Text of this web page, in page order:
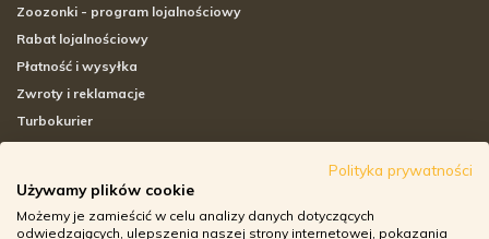
Zoozonki - program lojalnościowy
Rabat lojalnościowy
Płatność i wysyłka
Zwroty i reklamacje
Turbokurier
Adresy sklepów stacjonarnych
Godziny otwarcia sklepów
Polityka prywatności
Używamy plików cookie
Możemy je zamieścić w celu analizy danych dotyczących
odwiedzających, ulepszenia naszej strony internetowej, pokazania